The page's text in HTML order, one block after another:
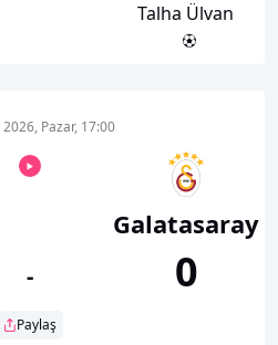
Talha Ülvan
2026, Pazar, 17:00
-
Paylaş
Galatasaray
0